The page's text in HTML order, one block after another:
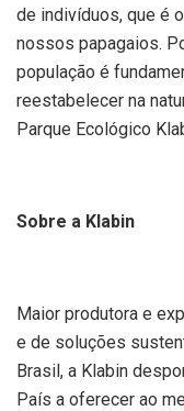
de indivíduos, que é
nossos papagaios.
população é
reestabelecer na
Parque Ecológico
Sobre a Klabin
Maior produtora e
e de soluções
Brasil, a Klabin
País a oferecer ao